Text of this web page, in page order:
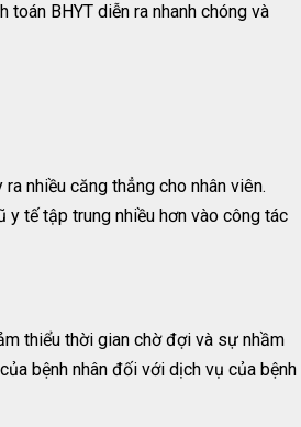
BHYT diễn ra nhanh chóng và
nhiều căng thẳng cho nhân viên.
y tế tập trung nhiều hơn vào công tác
thiểu thời gian chờ đợi và sự nhầm
bệnh nhân đối với dịch vụ của bệnh